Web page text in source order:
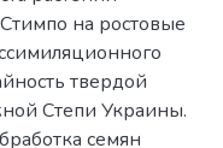
на ростовые
твердой
Степи Украины.
семян